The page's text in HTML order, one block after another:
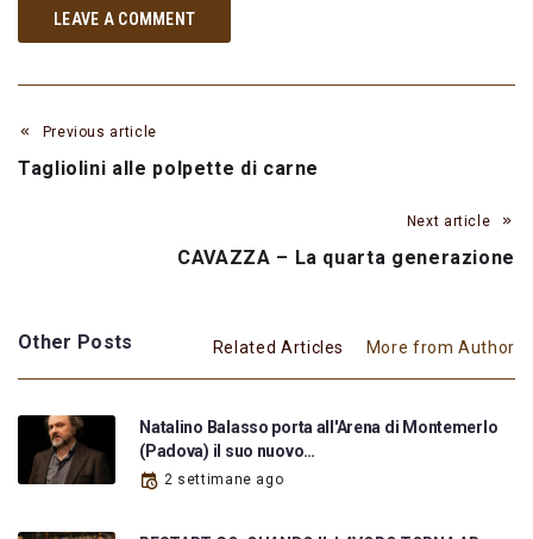
LEAVE A COMMENT
Previous article
Tagliolini alle polpette di carne
Next article
CAVAZZA – La quarta generazione
Other Posts Related Articles More from Author
Natalino Balasso porta all'Arena di Montemerlo
(Padova) il suo nuovo…
2 settimane ago